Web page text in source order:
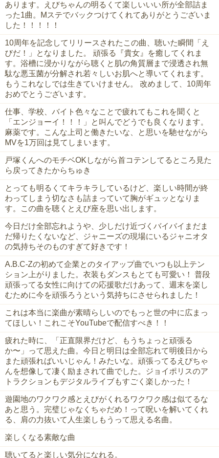
あります。えびちゃんの明るくて楽しいいい所が全部詰ま
った1曲。Mステでバックつけてくれてありがとうございま
した！！！！！
10周年を記念してリリースされたこの曲、聴いた瞬間「え
びだ！」となりました。 頑張る『貴女』を癒してくれま
す。浴槽に浸かりながら聴くと肌の角質層まで浸透され無
駄な悪玉菌が分解され若々しいお肌へと導いてくれます。
もうこれなしでは生きていけません。 改めまして、10周年
おめでとうございます。
仕事、学校、バイト色々なことで疲れてもこれを聞くと
「エンジョーイ！！！」と叫んでどうでも良くなります。
麻薬です。こんな上司と働きたいな、と思いを馳せながら
MVを1万回は見てしまいます。
戸塚くんへのモチベOKしながら首コテンしてるところ見た
ら戻ってきたからちゅき
とっても明るくてキラキラしているけど、楽しい時間が終
わってしまう切なさも詰まっていて胸がギュッとなりま
す。この曲を聴くとえび座を思い出します。
今日だけ全部忘れようや、少しだけ近づくバイバイまだま
だ帰りたくないなど、ジャニーズの現場にいるジャニオタ
の気持ちそのものすぎて好きです！
‪A.B.C-Z‬の初めて企業とのタイアップ曲でいつも以上テン
ション上がりました。衣装もダンスもとても可愛い！ 普段
頑張ってる女性に向けての応援歌だけあって、週末を楽し
むために今を頑張ろうという気持ちにさせられました！
これは本当に楽曲が素晴らしいのでもっと世の中に広まっ
てほしい！これこそYouTubeで配信すべき！！
疲れた時に、「正直限界だけど、もうちょっと頑張る
か〜」って思えた曲。今日と明日は全部忘れて明後日から
また頑張ればいいじゃん！みたいな。頑張ってるえびちゃ
んを想像して凄く励まされて曲でした。ジョイポリスのア
トラクションもデジタルライブもすごく楽しかった！
遊園地のワクワク感とえびがくれるワクワク感は似てるな
あと思う。完璧じゃなくちゃだめ！って呪いを解いてくれ
る、肩の力抜いて人生楽しもうって思える名曲。
楽しくなる素敵な曲
聴いてると楽しい気分になれる。